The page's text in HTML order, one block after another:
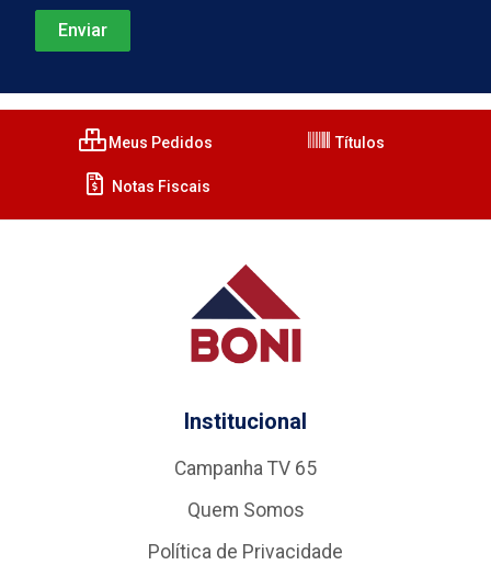
Meus Pedidos Títulos
Notas Fiscais
Institucional
Campanha TV 65
Quem Somos
Política de Privacidade